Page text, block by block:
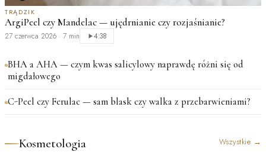
TRĄDZIK
ArgiPeel czy Mandelac — ujędrnianie czy rozjaśnianie?
27 czerwca 2026 · 7 min 4:38
BHA a AHA — czym kwas salicylowy naprawdę różni się od
migdałowego
C-Peel czy Ferulac — sam blask czy walka z przebarwieniami?
Kosmetologia Wszystkie →